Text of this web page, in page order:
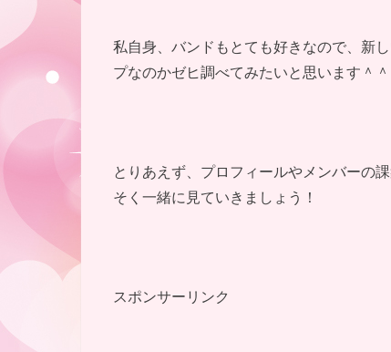
私自身、バンドもとても好きなので、新
プなのかゼヒ調べてみたいと思います＾＾
とりあえず、プロフィールやメンバーの
そく一緒に見ていきましょう！
スポンサーリンク